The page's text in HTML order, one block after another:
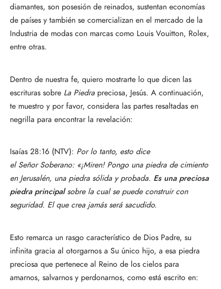
diamantes, son posesión de reinados, sustentan economías
de países y también se comercializan en el mercado de la
Industria de modas con marcas como Louis Vouitton, Rolex,
entre otras.
Dentro de nuestra fe, quiero mostrarte lo que dicen las
escrituras sobre La Piedrapreciosa, Jesús. A continuación,
te muestro y por favor, considera las partes resaltadas en
negrilla para encontrar la revelación:
Isaías 28:16 (NTV): Por lo tanto, esto dice
el Señor Soberano: «¡Miren! Pongo una piedra de cimiento
en Jerusalén, una piedra sólida y probada. Es una preciosa
piedra principalsobre la cual se puede construir con
seguridad. El que crea jamás será sacudido.
Esto remarca un rasgo característico de Dios Padre, su
infinita gracia al otorgarnos a Su único hijo, a esa piedra
preciosa que pertenece al Reino de los cielos para
amarnos, salvarnos y perdonarnos, como está escrito en: